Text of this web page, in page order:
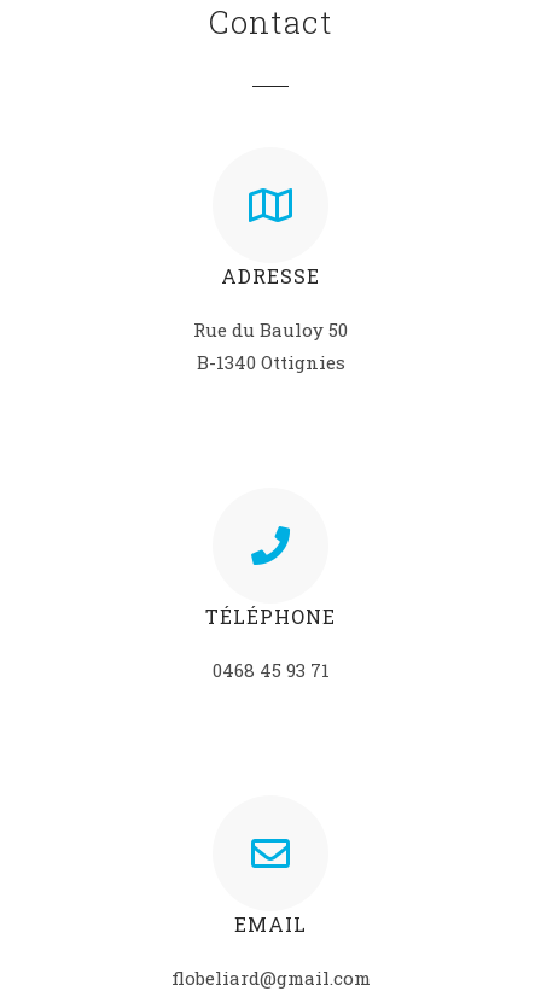
Contact
ADRESSE
Rue du Bauloy 50
B-1340 Ottignies
TÉLÉPHONE
0468 45 93 71
EMAIL
flobeliard@gmail.com